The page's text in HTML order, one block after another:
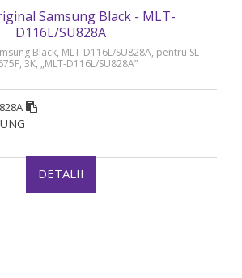
Samsung Black - MLT-
D116L/SU828A
Black, MLT-D116L/SU828A, pentru SL-
3K, „MLT-D116L/SU828A”
DETALII